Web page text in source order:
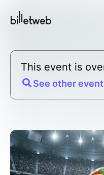
This event is
See other